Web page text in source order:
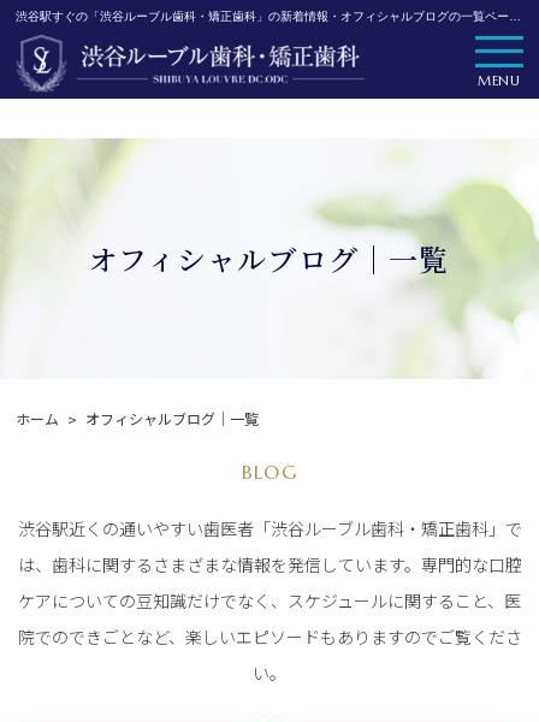
MENU
オフィシャルブログ｜一覧
ホーム オフィシャルブログ｜一覧
BLOG
渋谷駅近くの通いやすい歯医者「渋谷ルーブル歯科・矯正歯科」で
は、歯科に関するさまざまな情報を発信しています。専門的な口腔
ケアについての豆知識だけでなく、スケジュールに関すること、医
院でのできごとなど、楽しいエピソードもありますのでご覧くださ
い。